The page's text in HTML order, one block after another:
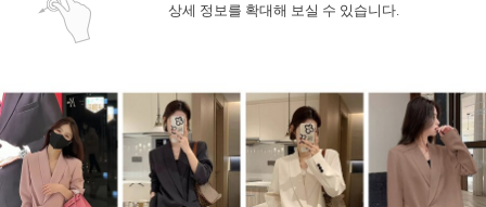
상세 정보를 확대해 보실 수 있습니다.